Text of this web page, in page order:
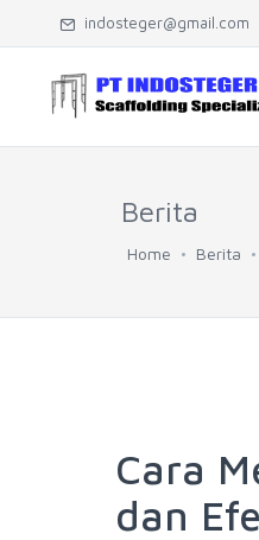
indosteger@gmail.com
Berita
Home Berita
Cara
dan